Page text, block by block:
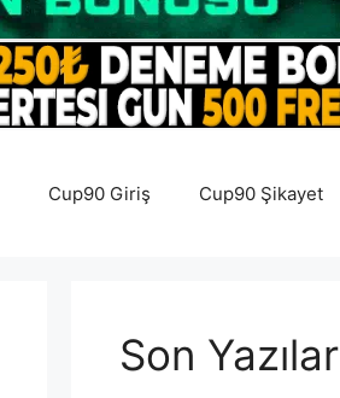
Cup90 Giriş Cup90 Şikayet
Son Yazılar